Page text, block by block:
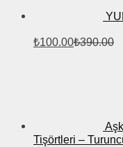
₺100.00₺390.00
Tişörtleri –